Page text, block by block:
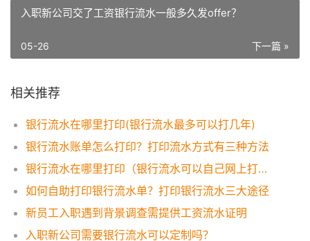
入职新公司交了工资银行流水一般多久发offer？
下一篇 »
05-26
相关推荐
银行流水在哪里打印(银行流水最多可以打几年)
银行流水账单怎么打印？打印流水方式有三种方法
银行流水在哪里打印（银行流水可以自己网上打印吗？）
如何自助打印银行流水单？打印银行流水三大途径
新员工入职遇到背景调查需提供工资流水证明
入职新公司需要银行流水可以定制吗？